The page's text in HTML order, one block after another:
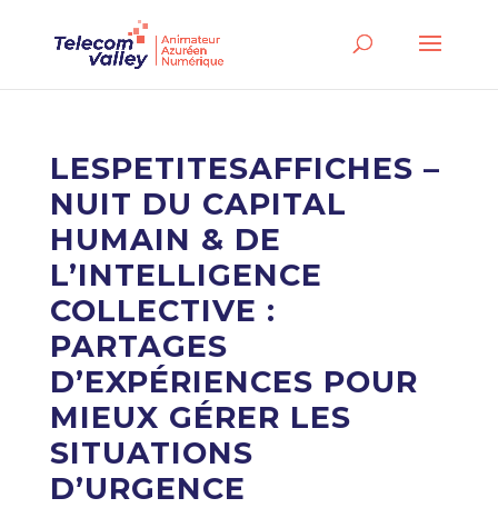
LESPETITESAFFICHES –
NUIT DU CAPITAL
HUMAIN & DE
L’INTELLIGENCE
COLLECTIVE :
PARTAGES
D’EXPÉRIENCES POUR
MIEUX GÉRER LES
SITUATIONS
D’URGENCE